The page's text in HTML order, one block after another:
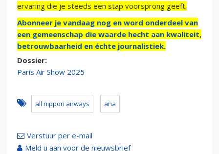
ervaring die je steeds een stap voorsprong geeft.
Abonneer je vandaag nog en word onderdeel van
een gemeenschap die waarde hecht aan kwaliteit,
betrouwbaarheid en échte journalistiek.
Dossier:
Paris Air Show 2025
all nippon airways ana
Verstuur per e-mail
Meld u aan voor de nieuwsbrief